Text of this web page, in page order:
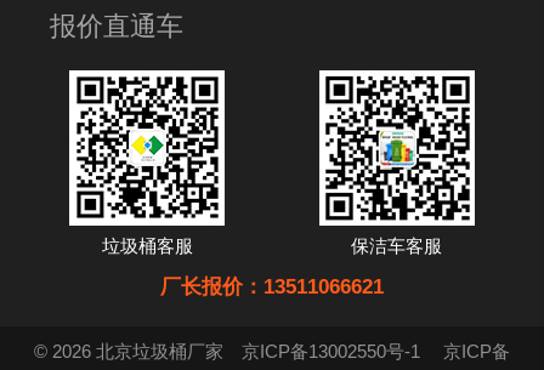
报价直通车
垃圾桶客服 保洁车客服
厂长报价：13511066621
© 2026 北京垃圾桶厂家 京ICP备13002550号-1
京ICP备